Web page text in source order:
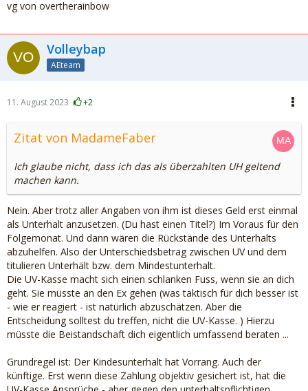
vg von overtherainbow
Volleybap
AEteam
11. August 2023 +2
Zitat von MadameFaber
Ich glaube nicht, dass ich das als überzahlten UH geltend
machen kann.
Nein. Aber trotz aller Angaben von ihm ist dieses Geld erst einmal
als Unterhalt anzusetzen. (Du hast einen Titel?) Im Voraus für den
Folgemonat. Und dann wären die Rückstände des Unterhalts
abzuhelfen. Also der Unterschiedsbetrag zwischen UV und dem
titulieren Unterhält bzw. dem Mindestunterhalt.
Die UV-Kasse macht sich einen schlanken Fuss, wenn sie an dich
geht. Sie müsste an den Ex gehen (was taktisch für dich besser ist
- wie er reagiert - ist natürlich abzuschätzen. Aber die
Entscheidung solltest du treffen, nicht die UV-Kasse. ) Hierzu
müsste die Beistandschaft dich eigentlich umfassend beraten ...
Grundregel ist: Der Kindesunterhalt hat Vorrang. Auch der
künftige. Erst wenn diese Zahlung objektiv gesichert ist, hat die